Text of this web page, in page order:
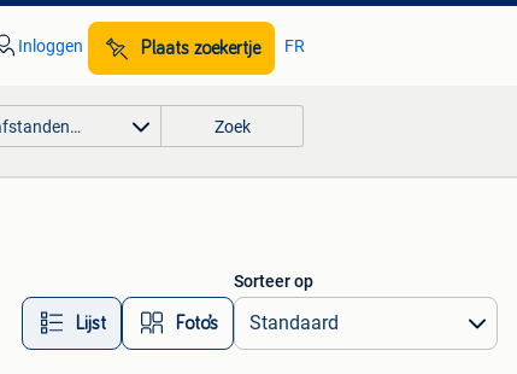
Inloggen Plaats zoekertje FR
Zoek
Lijst Foto’s
Sorteer op